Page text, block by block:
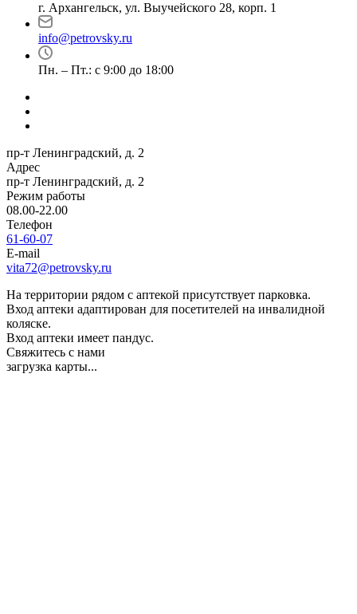
г. Архангельск, ул. Выучейского 28, корп. 1
info@petrovsky.ru
Пн. – Пт.: с 9:00 до 18:00
пр-т Ленинградский, д. 2
Адрес
пр-т Ленинградский, д. 2
Режим работы
08.00-22.00
Телефон
61-60-07
E-mail
vita72@petrovsky.ru
На территории рядом с аптекой присутствует парковка.
Вход аптеки адаптирован для посетителей на инвалидной
коляске.
Вход аптеки имеет пандус.
Свяжитесь с нами
загрузка карты...